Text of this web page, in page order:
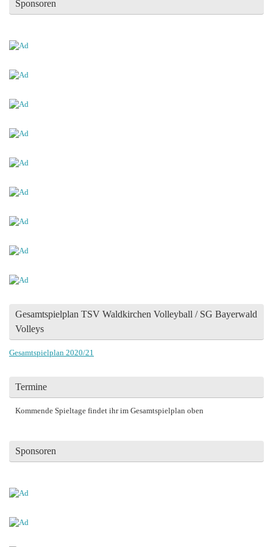
Sponsoren
Gesamtspielplan TSV Waldkirchen Volleyball / SG Bayerwald
Volleys
Gesamtspielplan 2020/21
Termine
Kommende Spieltage findet ihr im Gesamtspielplan oben
Sponsoren